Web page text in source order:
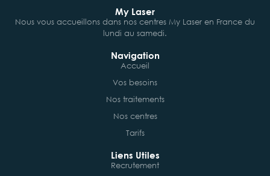
My Laser
Nous vous accueillons dans nos centres My Laser en France du
lundi au samedi.
Navigation
Accueil
Vos besoins
Nos traitements
Nos centres
Tarifs
Liens Utiles
Recrutement